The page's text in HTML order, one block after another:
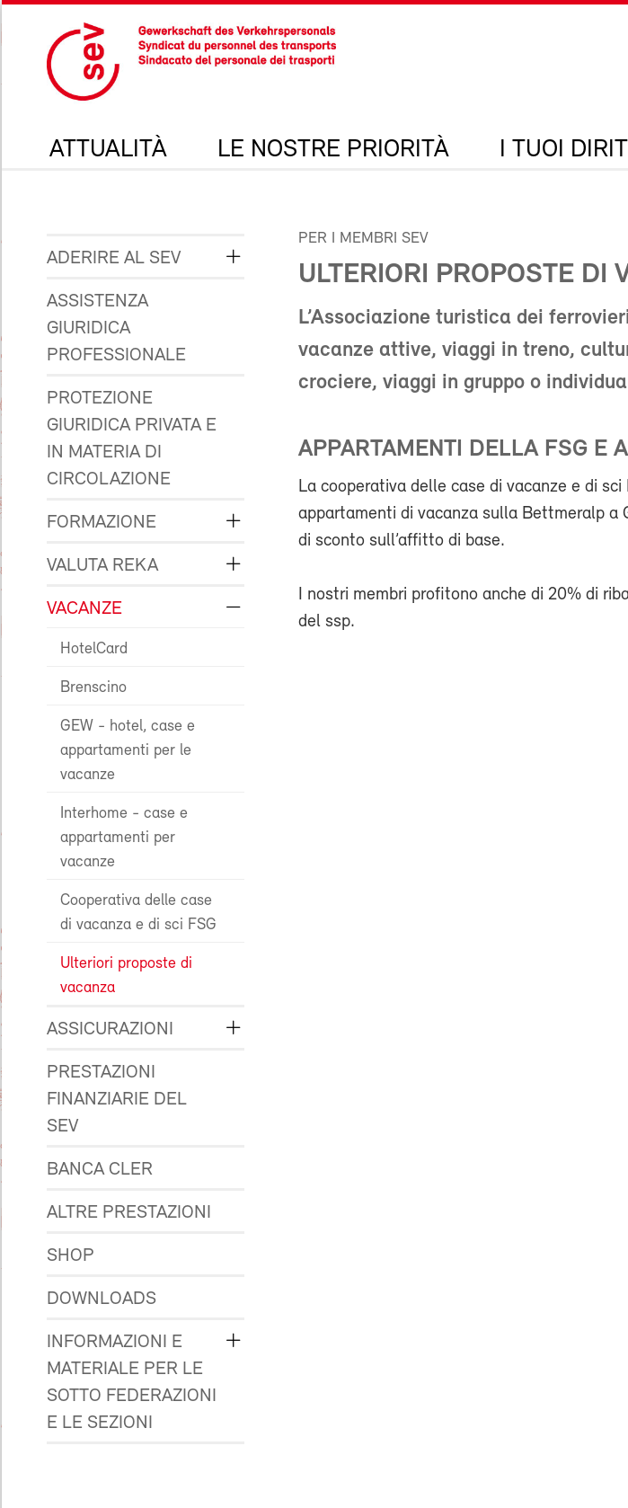
ATTUALITÀ LE NOSTRE PRIORITÀ I TUOI
ADERIRE AL SEV
ASSISTENZA
GIURIDICA
PROFESSIONALE
PROTEZIONE
GIURIDICA PRIVATA E
IN MATERIA DI
CIRCOLAZIONE
FORMAZIONE
VALUTA REKA
VACANZE
HotelCard
Brenscino
GEW - hotel, case e
appartamenti per le
vacanze
Interhome - case e
appartamenti per
vacanze
Cooperativa delle case
di vacanza e di sci FSG
Ulteriori proposte di
vacanza
ASSICURAZIONI
PRESTAZIONI
FINANZIARIE DEL
SEV
BANCA CLER
ALTRE PRESTAZIONI
SHOP
DOWNLOADS
INFORMAZIONI E
MATERIALE PER LE
SOTTO FEDERAZIONI
E LE SEZIONI
PER I MEMBRI SEV
ULTERIORI PROPOSTE DI
L’Associazione turistica dei
vacanze attive, viaggi in treno,
crociere, viaggi in gruppo o
APPARTAMENTI DELLA FSG E
La cooperativa delle case di vacanze e di
appartamenti di vacanza sulla Bettmeralp a
di sconto sull’affitto di base.
I nostri membri profitono anche di 20% di
del ssp.